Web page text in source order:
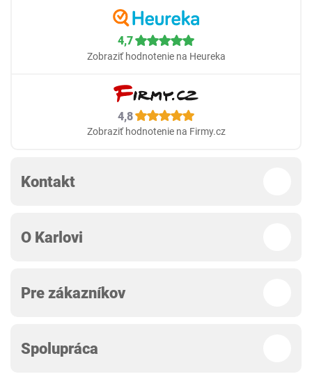
4,7
Zobraziť hodnotenie na Heureka
4,8
Zobraziť hodnotenie na Firmy.cz
Kontakt
O Karlovi
Pre zákazníkov
Spolupráca